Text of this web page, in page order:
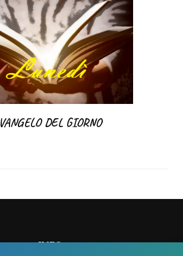
VANGELO DEL GIORNO
INFO